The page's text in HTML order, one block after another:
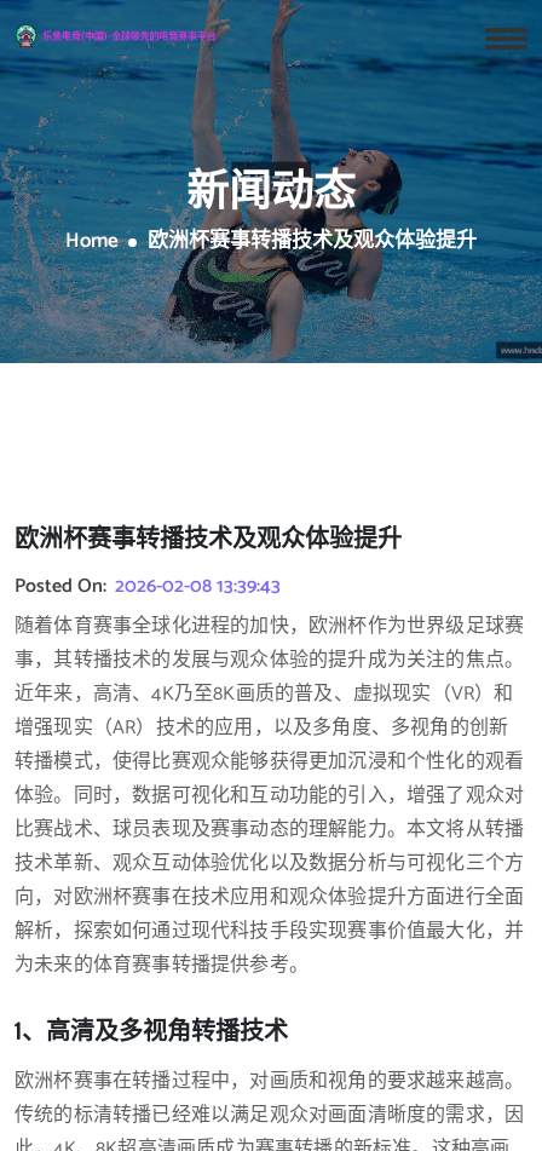
新闻动态
Home 欧洲杯赛事转播技术及观众体验提升
欧洲杯赛事转播技术及观众体验提升
Posted On: 2026-02-08 13:39:43
随着体育赛事全球化进程的加快，欧洲杯作为世界级足球赛
事，其转播技术的发展与观众体验的提升成为关注的焦点。
近年来，高清、4K乃至8K画质的普及、虚拟现实（VR）和
增强现实（AR）技术的应用，以及多角度、多视角的创新
转播模式，使得比赛观众能够获得更加沉浸和个性化的观看
体验。同时，数据可视化和互动功能的引入，增强了观众对
比赛战术、球员表现及赛事动态的理解能力。本文将从转播
技术革新、观众互动体验优化以及数据分析与可视化三个方
向，对欧洲杯赛事在技术应用和观众体验提升方面进行全面
解析，探索如何通过现代科技手段实现赛事价值最大化，并
为未来的体育赛事转播提供参考。
1、高清及多视角转播技术
欧洲杯赛事在转播过程中，对画质和视角的要求越来越高。
传统的标清转播已经难以满足观众对画面清晰度的需求，因